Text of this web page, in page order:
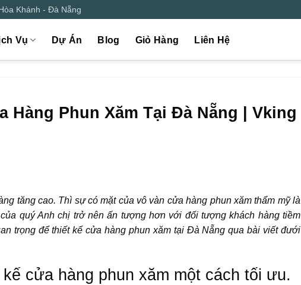
Khánh - Đà Nẵng
Vụ Dự Án Blog Giỏ Hàng Liên Hệ
Hàng Phun Xăm Tại Đà Nẵng | Vking
tăng cao. Thì sự có mặt của vô vàn cửa hàng phun xăm thẩm mỹ là
quý Anh chị trở nên ấn tượng hơn với đối tượng khách hàng tiềm
trọng để thiết kế cửa hàng phun xăm tại Đà Nẵng qua bài viết đưới
cửa hàng phun xăm một cách tối ưu.